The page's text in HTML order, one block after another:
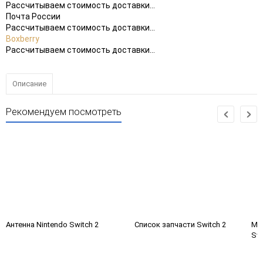
Рассчитываем стоимость доставки...
Почта России
Рассчитываем стоимость доставки...
Boxberry
Рассчитываем стоимость доставки...
Описание
Рекомендуем посмотреть
Антенна Nintendo Switch 2 Список запчасти Switch 2